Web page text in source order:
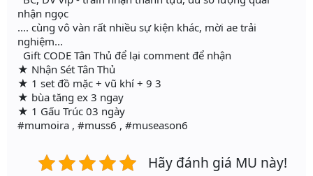
nhận ngọc
.... cùng vô vàn rất nhiều sự kiện khác, mời ae trải
nghiệm...
Gift CODE Tân Thủ để lại comment để nhận
★ Nhận Sét Tân Thủ
★ 1 set đồ mặc + vũ khí + 9 3
★ bùa tăng ex 3 ngay
★ 1 Gấu Trúc 03 ngày
#mumoira , #muss6 , #museason6
Hãy đánh giá MU này!